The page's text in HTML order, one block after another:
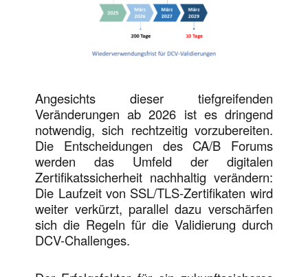
Angesichts dieser tiefgreifenden
Veränderungen ab 2026 ist es dringend
notwendig, sich rechtzeitig vorzubereiten.
Die Entscheidungen des CA/B Forums
werden das Umfeld der digitalen
Zertifikatssicherheit nachhaltig verändern:
Die Laufzeit von SSL/TLS-Zertifikaten wird
weiter verkürzt, parallel dazu verschärfen
sich die Regeln für die Validierung durch
DCV-Challenges.